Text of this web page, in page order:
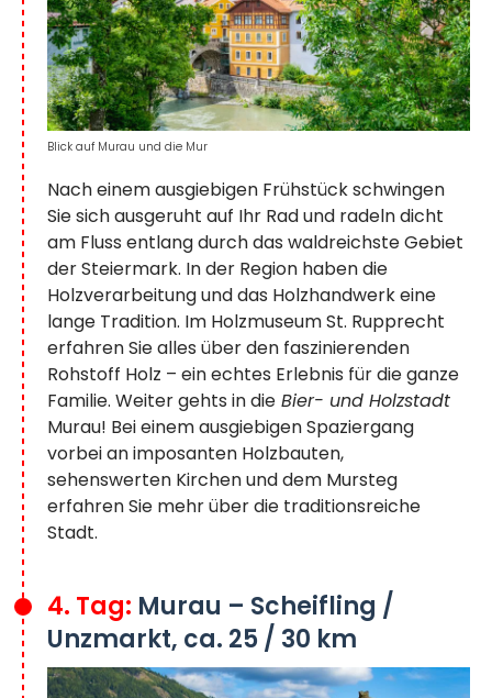
Nach einem ausgiebigen Frühstück schwingen
Sie sich ausgeruht auf Ihr Rad und radeln dicht
am Fluss entlang durch das waldreichste Gebiet
der Steiermark. In der Region haben die
Holzverarbeitung und das Holzhandwerk eine
lange Tradition. Im Holzmuseum St. Rupprecht
erfahren Sie alles über den faszinierenden
Rohstoff Holz – ein echtes Erlebnis für die ganze
Familie. Weiter gehts in die Bier- und Holzstadt
Murau! Bei einem ausgiebigen Spaziergang
vorbei an imposanten Holzbauten,
sehenswerten Kirchen und dem Mursteg
erfahren Sie mehr über die traditionsreiche
Stadt.
Blick auf Murau und die Mur
4. Tag: Murau – Scheifling /
Unzmarkt, ca. 25 / 30 km